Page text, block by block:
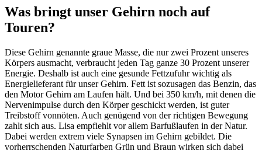
Was bringt unser Gehirn noch auf
Touren?
Diese Gehirn genannte graue Masse, die nur zwei Prozent unseres
Körpers ausmacht, verbraucht jeden Tag ganze 30 Prozent unserer
Energie. Deshalb ist auch eine gesunde Fettzufuhr wichtig als
Energielieferant für unser Gehirn. Fett ist sozusagen das Benzin, das
den Motor Gehirn am Laufen hält. Und bei 350 km/h, mit denen die
Nervenimpulse durch den Körper geschickt werden, ist guter
Treibstoff vonnöten. Auch genügend von der richtigen Bewegung
zahlt sich aus. Lisa empfiehlt vor allem Barfußlaufen in der Natur.
Dabei werden extrem viele Synapsen im Gehirn gebildet. Die
vorherrschenden Naturfarben Grün und Braun wirken sich dabei